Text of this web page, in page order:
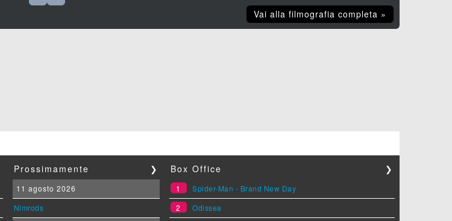
Vai alla filmografia completa »
Prossimamente ❯
11 agosto 2026
Nimrods
Box Office ❯
1
Spider-Man - Brand New Day
2
Odissea